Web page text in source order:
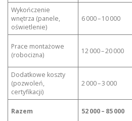
Wykończenie
wnętrza (panele,
oświetlenie)
6 000 – 10 000
Prace montażowe
(robocizna)
12 000 – 20 000
Dodatkowe koszty
(pozwoleń,
certyfikacji)
2 000 – 3 000
Razem 52 000 – 85 000